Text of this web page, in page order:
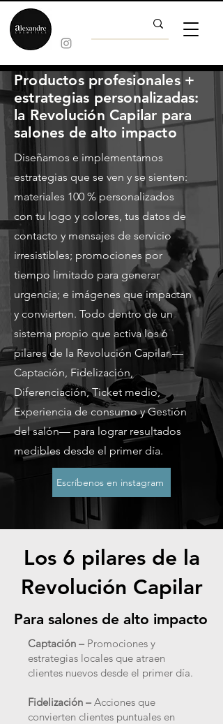
Productos profesionales +
estrategias personalizadas:
la Revolución Capilar para
salones de alto impacto
Diseñamos e implementamos
estrategias que se ven y se sienten:
materiales 100 % personalizados
con tu logo y colores, tus datos de
contacto y mensajes de servicio
irresistibles; promociones por
tiempo limitado para generar
urgencia; e imágenes que impactan
y convierten. Todo dentro de un
sistema propio que activa los 6
pilares de la Revolución Capilar —
Captación, Fidelización,
Diferenciación, Ticket medio,
Experiencia de consumo y Gestión
del salón— para lograr resultados
medibles desde el primer día.
Escríbenos en instagram
Los 6 pilares de la
Revolución Capilar
Para salones de alto impacto
Captación – Promociones y
estrategias locales que atraen
clientes nuevos desde el primer día.
Fidelización – Acciones que
convierten clientes puntuales en